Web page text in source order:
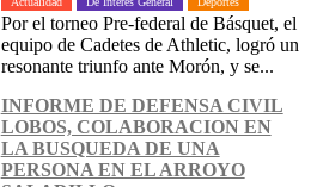
Por el torneo Pre-federal de Básquet, el
equipo de Cadetes de Athletic, logró un
resonante triunfo ante Morón, y se...
INFORME DE DEFENSA CIVIL
LOBOS, COLABORACION EN
LA BUSQUEDA DE UNA
PERSONA EN EL ARROYO